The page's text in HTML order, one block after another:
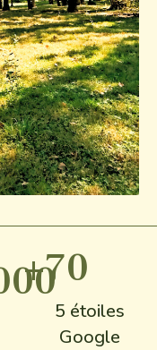
+70
5 étoiles
Google